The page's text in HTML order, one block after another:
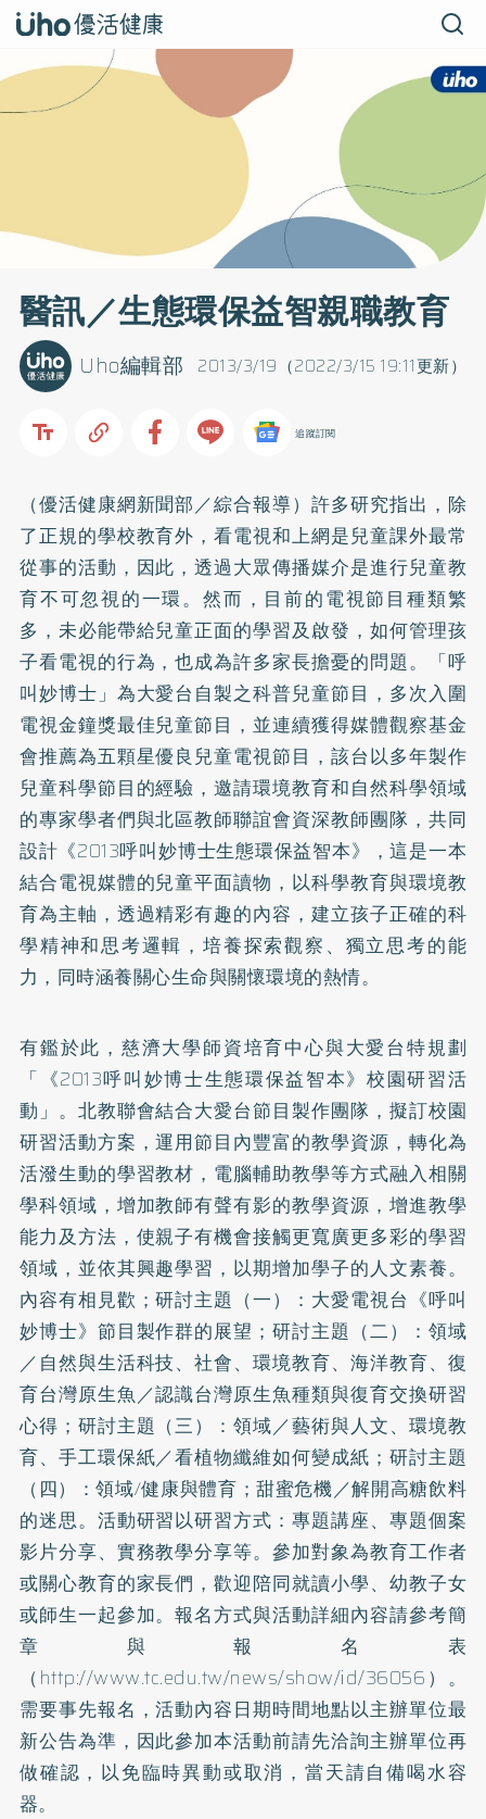
醫訊／生態環保益智親職教育
2013/3/19（2022/3/15 19:11更新）
Uho編輯部
追蹤訂閱
（優活健康網新聞部／綜合報導）許多研究指出，除
了正規的學校教育外，看電視和上網是兒童課外最常
從事的活動，因此，透過大眾傳播媒介是進行兒童教
育不可忽視的一環。然而，目前的電視節目種類繁
多，未必能帶給兒童正面的學習及啟發，如何管理孩
子看電視的行為，也成為許多家長擔憂的問題。「呼
叫妙博士」為大愛台自製之科普兒童節目，多次入圍
電視金鐘獎最佳兒童節目，並連續獲得媒體觀察基金
會推薦為五顆星優良兒童電視節目，該台以多年製作
兒童科學節目的經驗，邀請環境教育和自然科學領域
的專家學者們與北區教師聯誼會資深教師團隊，共同
設計《2013呼叫妙博士生態環保益智本》，這是一本
結合電視媒體的兒童平面讀物，以科學教育與環境教
育為主軸，透過精彩有趣的內容，建立孩子正確的科
學精神和思考邏輯，培養探索觀察、獨立思考的能
力，同時涵養關心生命與關懷環境的熱情。
有鑑於此，慈濟大學師資培育中心與大愛台特規劃
「《2013呼叫妙博士生態環保益智本》校園研習活
動」。北教聯會結合大愛台節目製作團隊，擬訂校園
研習活動方案，運用節目內豐富的教學資源，轉化為
活潑生動的學習教材，電腦輔助教學等方式融入相關
學科領域，增加教師有聲有影的教學資源，增進教學
能力及方法，使親子有機會接觸更寬廣更多彩的學習
領域，並依其興趣學習，以期增加學子的人文素養。
內容有相見歡；研討主題（一）：大愛電視台《呼叫
妙博士》節目製作群的展望；研討主題（二）：領域
／自然與生活科技、社會、環境教育、海洋教育、復
育台灣原生魚／認識台灣原生魚種類與復育交換研習
心得；研討主題（三）：領域／藝術與人文、環境教
育、手工環保紙／看植物纖維如何變成紙；研討主題
（四）：領域∕健康與體育；甜蜜危機／解開高糖飲料
的迷思。活動研習以研習方式：專題講座、專題個案
影片分享、實務教學分享等。參加對象為教育工作者
或關心教育的家長們，歡迎陪同就讀小學、幼教子女
或師生一起參加。報名方式與活動詳細內容請參考簡
章與報名表
（http://www.tc.edu.tw/news/show/id/36056）。
需要事先報名，活動內容日期時間地點以主辦單位最
新公告為準，因此參加本活動前請先洽詢主辦單位再
做確認，以免臨時異動或取消，當天請自備喝水容
器。